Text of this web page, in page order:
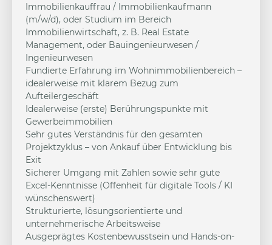
Immobilienkauffrau / Immobilienkaufmann
(m/w/d), oder Studium im Bereich
Immobilienwirtschaft, z. B. Real Estate
Management, oder Bauingenieurwesen /
Ingenieurwesen
Fundierte Erfahrung im Wohnimmobilienbereich –
idealerweise mit klarem Bezug zum
Aufteilergeschäft
Idealerweise (erste) Berührungspunkte mit
Gewerbeimmobilien
Sehr gutes Verständnis für den gesamten
Projektzyklus – von Ankauf über Entwicklung bis
Exit
Sicherer Umgang mit Zahlen sowie sehr gute
Excel-Kenntnisse (Offenheit für digitale Tools / KI
wünschenswert)
Strukturierte, lösungsorientierte und
unternehmerische Arbeitsweise
Ausgeprägtes Kostenbewusstsein und Hands-on-